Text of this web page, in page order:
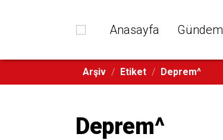
Anasayfa Gündem
Arşiv / Etiket / Deprem^
Deprem^